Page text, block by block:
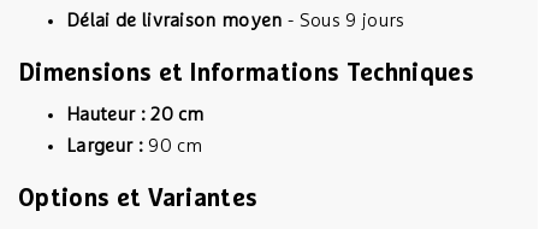
Délai de livraison moyen - Sous 9 jours
Dimensions et Informations Techniques
Hauteur : 20 cm
Largeur :90 cm
Options et Variantes